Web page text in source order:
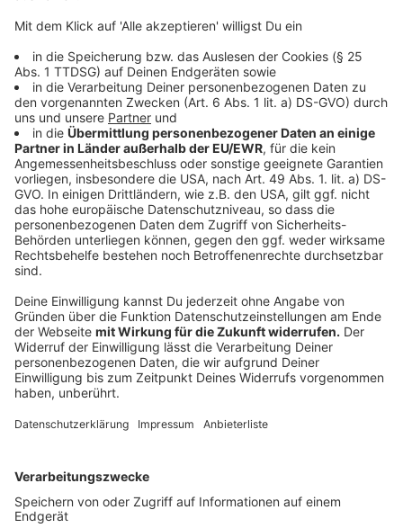
Einrichtungen selbst. Zu wissen, wie andere Medien
gewinnbringend in die Bildungsarbeit einbinden, hilft bei
der Konzipierung von eigenen Projekten,
Arbeitsgemeinschaften und zeitgemäßen
Betreuungsangeboten.
Weitere Informationen und die Kontaktmöglichkeiten
des Euregionalen Medienzentrums findet IhrHIER
Anzeige
Broschüre "Medien im Ganztag" zum
DOWNLOAD
Anzeige
Euregionales Medienzentrum/Claudia Kreutz
Ganztag: Petra Pooch (Schulrätin in der
StädteRegion), Lara Langfort-Riepe (Leiterin
Euregionales Medienzentrum) und Ilona Hartung